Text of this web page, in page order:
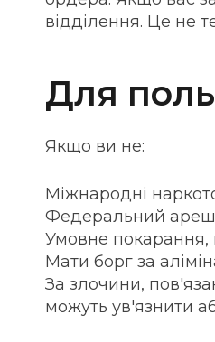
відділення. Це не
Для
Якщо ви не:
Міжнародні
Федеральний
Умовне покарання,
Мати борг за
За злочини,
можуть ув'язнити